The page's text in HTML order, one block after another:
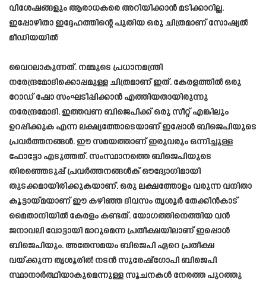
വിശേഷങ്ങളും ആരാധകരെ അറിയിക്കാൻ മടിക്കാറില്ല.
ഇപ്പോഴിതാ ഇദ്ദേഹത്തിന്റെ പുതിയ ഒരു ചിത്രമാണ് സോഷ്യൽ
മീഡിയയിൽ
വൈറലാകുന്നത്. നമ്മുടെ പ്രധാനമന്ത്രി
നരേന്ദ്രമോദിക്കൊപ്പമുള്ള ചിത്രമാണ് ഇത്. കേരളത്തിൽ ഒരു
റോഡ് ഷോ സംഘടിപ്പിക്കാൻ എത്തിയതായിരുന്നു
നരേന്ദ്രമോദി. ഇത്തവണ ബിജെപിക്ക് ഒരു സീറ്റ് എങ്കിലും
ഉറപ്പിക്കുക എന്ന ലക്ഷ്യത്തോടെയാണ് ഇപ്പോൾ ബിജെപിയുടെ
പ്രവർത്തനങ്ങൾ. ഈ സമയത്താണ് ഇരുവരും ഒന്നിച്ചുള്ള
ഫോട്ടോ എടുത്തത്. സംസ്ഥാനത്തെ ബിജെപിയുടെ
തിരഞ്ഞെടുപ്പ് പ്രവർത്തനങ്ങൾക് ഔദ്യോഗിമായി
തുടക്കമായിരിക്കുകയാണ്. ഒരു ലക്ഷത്തോളം വരുന്ന വനിതാ
കൂട്ടായ്മയാണ് ഈ കഴിഞ്ഞ ദിവസം തൃശൂർ തേക്കിൻകാട്
മെെതാനിയിൽ കേരളം കണ്ടത്. യോഗത്തിനെത്തിയ വൻ
ജനാവലി വോട്ടായി മാറുമെന്ന പ്രതീക്ഷയിലാണ് ഇപ്പൊൾ
ബിജെപിയും. അതേസമയം ബിജെപി ഏറെ പ്രതീക്ഷ
വയ്ക്കുന്ന തൃശൂരിൽ നടൻ സുരേഷ്ഗോപി ബിജെപി
സ്ഥാനാർത്ഥിയാകുമെന്നുള്ള സൂചനകൾ നേരത്ത പുറത്തു